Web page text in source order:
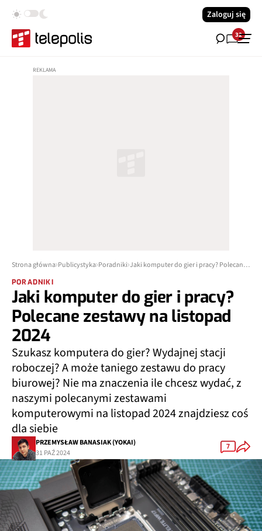
Zaloguj się
32
Strona główna Publicystyka Poradniki Jaki komputer do gier i pracy? Polecane zestawy na listopad 2024
PORADNIKI
Jaki komputer do gier i pracy?
Polecane zestawy na listopad
2024
Szukasz komputera do gier? Wydajnej stacji
roboczej? A może taniego zestawu do pracy
biurowej? Nie ma znaczenia ile chcesz wydać, z
naszymi polecanymi zestawami
komputerowymi na listopad 2024 znajdziesz coś
dla siebie
PRZEMYSŁAW BANASIAK (YOKAI)
31 PAŹ 2024
7